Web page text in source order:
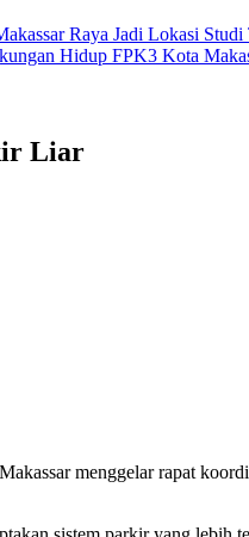
Raya Jadi Lokasi
Hidup FPK3 Kota
Liar
menggelar rapat